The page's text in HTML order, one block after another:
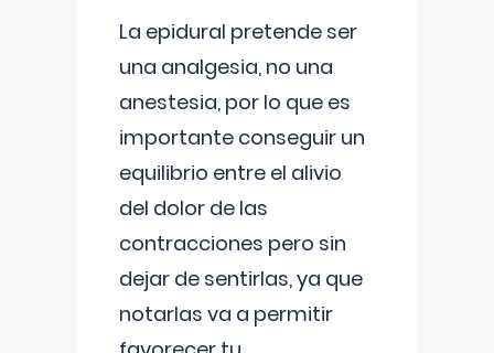
La epidural pretende ser
una analgesia, no una
anestesia, por lo que es
importante conseguir un
equilibrio entre el alivio
del dolor de las
contracciones pero sin
dejar de sentirlas, ya que
notarlas va a permitir